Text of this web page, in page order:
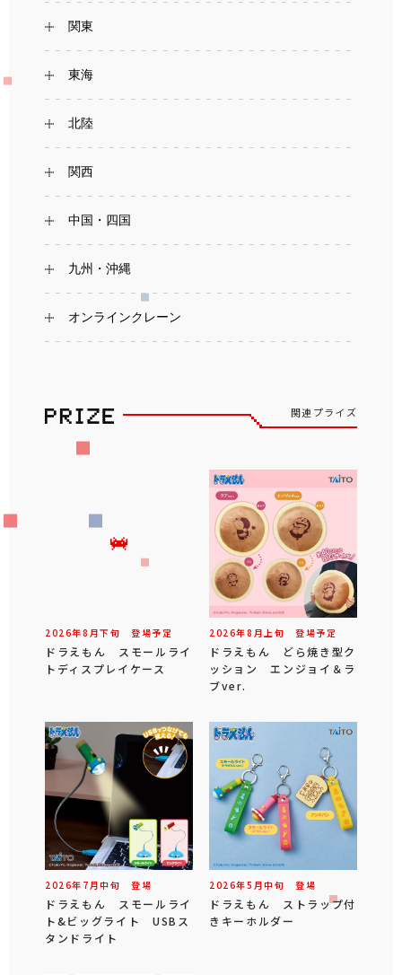
関東
東海
北陸
関西
中国・四国
九州・沖縄
オンラインクレーン
関連プライズ
2026年8 月下旬 登場予定
ドラえもん スモールライ
トディスプレイケース
2026年8 月 上旬 登場予定
ドラえもん どら焼き型ク
ッション エンジョイ＆ラ
ブver.
2026年 7 月中旬 登場
ドラえもん スモールライ
ト&ビッグライト USBス
タンドライト
2026年5 月中旬 登場
ドラえもん ストラップ付
きキーホルダー